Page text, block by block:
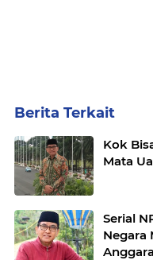
Berita Terkait
Kok
Mata
Serial
Negara